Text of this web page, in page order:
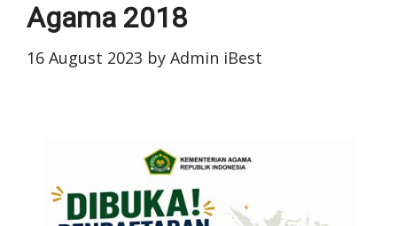
Agama 2018
16 August 2023 by Admin iBest